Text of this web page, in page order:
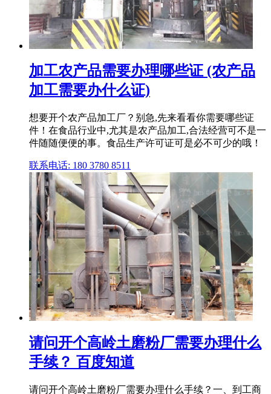
加工农产品需要办理哪些证 (农产品
加工需要办什么证)
想要开个农产品加工厂？别急,先来看看你需要哪些证
件！在食品行业中,尤其是农产品加工,合法经营可不是一
件随随便便的事。食品生产许可证可是必不可少的哦！
联系电话: 180 3780 8511
请问开个高岭土磨粉厂需要办理什么
手续？ 百度知道
请问开个高岭土磨粉厂需要办理什么手续？一、到工商